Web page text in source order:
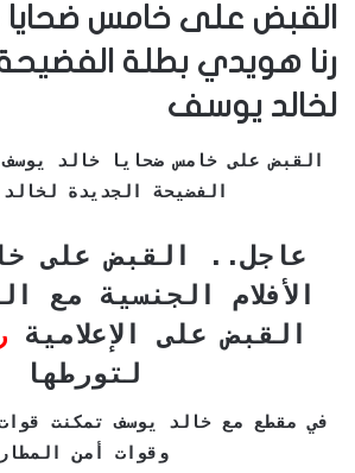
القبض على خامس
رنا هويدي بطلة
لخالد يوسف
القبض على خامس ضحايا خالد
الفضيحة الجديدة
عاجل.. القبض على
الأفلام الجنسية مع
القبض على الإعلامية
لتورطها
في مقطع مع خالد يوسف تمكنت
وقوات أمن المطار